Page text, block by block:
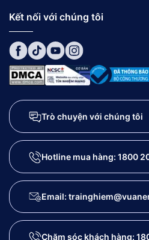
Kết nối với chúng tôi
Trò chuyện với chúng tôi
Hotline mua hàng: 1800
Email:
Chăm sóc khách hàng: